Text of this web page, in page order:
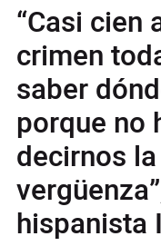
“Casi cien
crimen
saber
porque no
decirnos
hispanista